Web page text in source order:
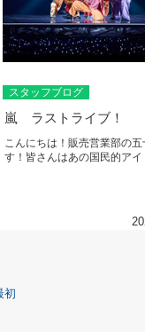
スタッフブログ
嵐 ラストライブ！
こんにちは！販売営業部の五
す！皆さんはあの国民的アイ
初